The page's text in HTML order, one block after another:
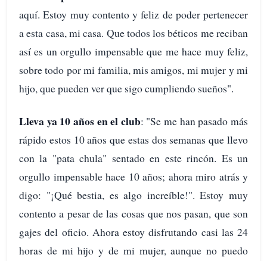
aquí. Estoy muy contento y feliz de poder pertenecer
a esta casa, mi casa. Que todos los béticos me reciban
así es un orgullo impensable que me hace muy feliz,
sobre todo por mi familia, mis amigos, mi mujer y mi
hijo, que pueden ver que sigo cumpliendo sueños".
Lleva ya 10 años en el club: "Se me han pasado más
rápido estos 10 años que estas dos semanas que llevo
con la "pata chula" sentado en este rincón. Es un
orgullo impensable hace 10 años; ahora miro atrás y
digo: "¡Qué bestia, es algo increíble!". Estoy muy
contento a pesar de las cosas que nos pasan, que son
gajes del oficio. Ahora estoy disfrutando casi las 24
horas de mi hijo y de mi mujer, aunque no puedo